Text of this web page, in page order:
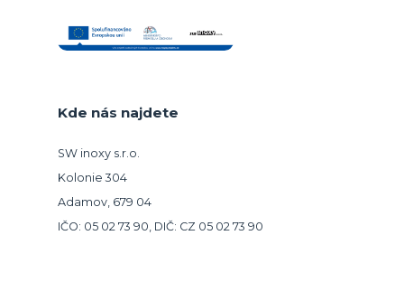
Kde nás najdete
SW inoxy s.r.o.
Kolonie 304
Adamov, 679 04
IČO: 05 02 73 90, DIČ: CZ 05 02 73 90